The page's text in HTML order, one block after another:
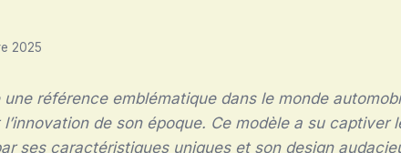
2025
référence emblématique dans le monde
l’innovation de son époque. Ce modèle a su captiver
ses caractéristiques uniques et son design